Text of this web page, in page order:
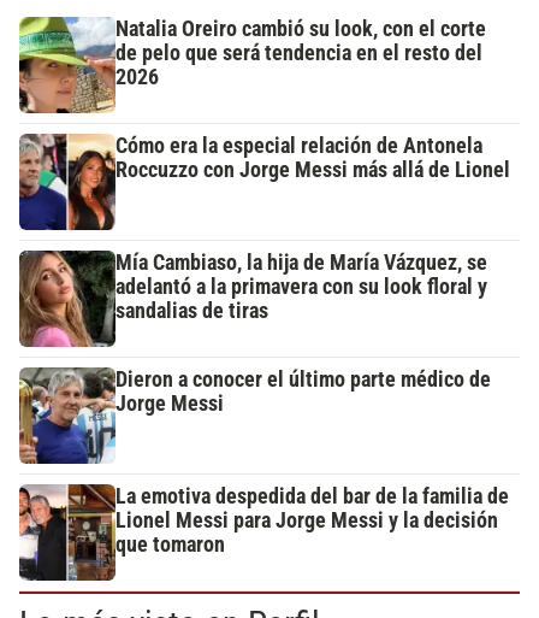
Natalia Oreiro cambió su look, con el corte
de pelo que será tendencia en el resto del
2026
Cómo era la especial relación de Antonela
Roccuzzo con Jorge Messi más allá de Lionel
Mía Cambiaso, la hija de María Vázquez, se
adelantó a la primavera con su look floral y
sandalias de tiras
Dieron a conocer el último parte médico de
Jorge Messi
La emotiva despedida del bar de la familia de
Lionel Messi para Jorge Messi y la decisión
que tomaron